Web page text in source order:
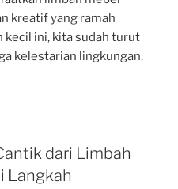
kreatif yang ramah
kecil ini, kita sudah turut
kelestarian lingkungan.
dari Limbah
Langkah